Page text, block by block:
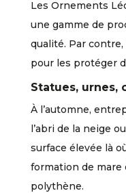
Les Ornements
une gamme de
qualité. Par
pour les protéger
Statues, urnes,
À l’automne,
l’abri de la neige
surface élevée là
formation de mare
polythène.